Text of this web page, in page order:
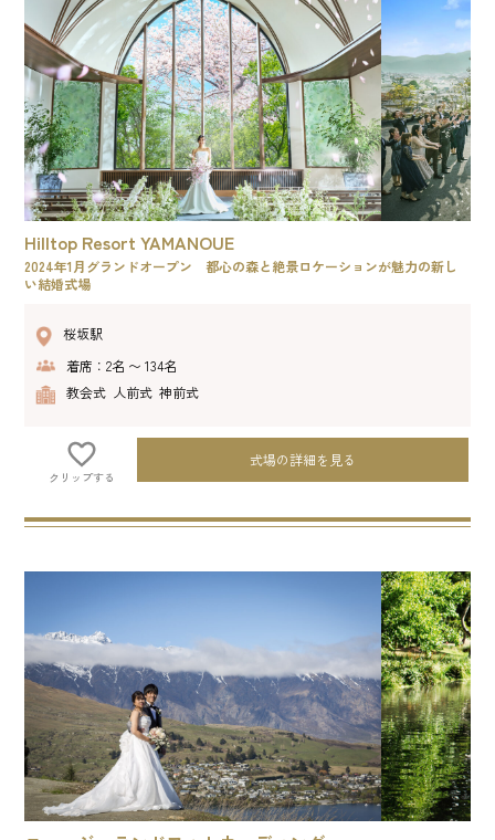
Hilltop Resort YAMANOUE
2024年1月グランドオープン 都心の森と絶景ロケーションが魅力の新し
い結婚式場
桜坂駅
着席：2名 〜 134名
教会式 人前式 神前式
クリップする
式場の詳細を見る